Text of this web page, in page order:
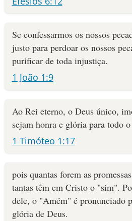
Se confessarmos os nossos
justo para perdoar os nossos
purificar de toda injustiça.
1 João 1:9
Ao Rei eterno, o Deus único,
sejam honra e glória para todo
1 Timóteo 1:17
pois quantas forem as
tantas têm em Cristo o "sim".
dele, o "Amém" é pronunciado
glória de Deus.